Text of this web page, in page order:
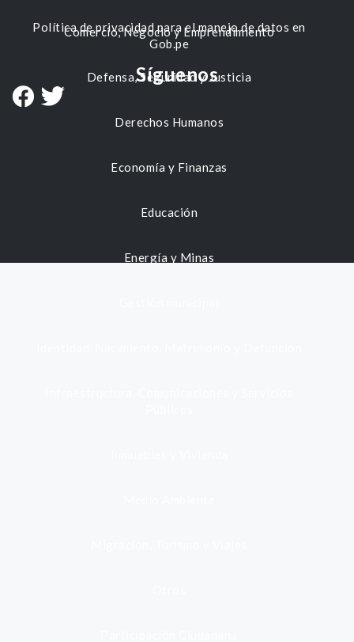
Comercio, Negocio y Emprendimiento
Defensa, Seguridad y Justicia
Derechos Humanos
Economía y Finanzas
Educación
Energía y Minas
Política de privacidad para el manejo de datos en
Gob.pe
Síguenos